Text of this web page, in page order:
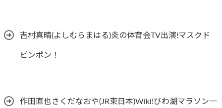
吉村真晴(よしむらまはる)炎の体育会TV出演!マスクド
ピンポン！
作田直也さくだなおや(JR東日本)Wiki!びわ湖マラソン一